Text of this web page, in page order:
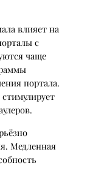
влияет на
с
чаще
портала.
Медленная